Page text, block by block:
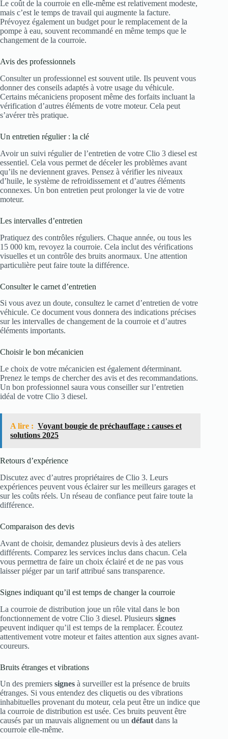
Le coût de la courroie en elle-même est relativement modeste,
mais c’est le temps de travail qui augmente la facture.
Prévoyez également un budget pour le remplacement de la
pompe à eau, souvent recommandé en même temps que le
changement de la courroie.
Avis des professionnels
Consulter un professionnel est souvent utile. Ils peuvent vous
donner des conseils adaptés à votre usage du véhicule.
Certains mécaniciens proposent même des forfaits incluant la
vérification d’autres éléments de votre moteur. Cela peut
s’avérer très pratique.
Un entretien régulier : la clé
Avoir un suivi régulier de l’entretien de votre Clio 3 diesel est
essentiel. Cela vous permet de déceler les problèmes avant
qu’ils ne deviennent graves. Pensez à vérifier les niveaux
d’huile, le système de refroidissement et d’autres éléments
connexes. Un bon entretien peut prolonger la vie de votre
moteur.
Les intervalles d’entretien
Pratiquez des contrôles réguliers. Chaque année, ou tous les
15 000 km, revoyez la courroie. Cela inclut des vérifications
visuelles et un contrôle des bruits anormaux. Une attention
particulière peut faire toute la différence.
Consulter le carnet d’entretien
Si vous avez un doute, consultez le carnet d’entretien de votre
véhicule. Ce document vous donnera des indications précises
sur les intervalles de changement de la courroie et d’autres
éléments importants.
Choisir le bon mécanicien
Le choix de votre mécanicien est également déterminant.
Prenez le temps de chercher des avis et des recommandations.
Un bon professionnel saura vous conseiller sur l’entretien
idéal de votre Clio 3 diesel.
A lire : Voyant bougie de préchauffage : causes et
solutions 2025
Retours d’expérience
Discutez avec d’autres propriétaires de Clio 3. Leurs
expériences peuvent vous éclairer sur les meilleurs garages et
sur les coûts réels. Un réseau de confiance peut faire toute la
différence.
Comparaison des devis
Avant de choisir, demandez plusieurs devis à des ateliers
différents. Comparez les services inclus dans chacun. Cela
vous permettra de faire un choix éclairé et de ne pas vous
laisser piéger par un tarif attribué sans transparence.
Signes indiquant qu’il est temps de changer la courroie
La courroie de distribution joue un rôle vital dans le bon
fonctionnement de votre Clio 3 diesel. Plusieurs signes
peuvent indiquer qu’il est temps de la remplacer. Écoutez
attentivement votre moteur et faites attention aux signes avant-
coureurs.
Bruits étranges et vibrations
Un des premiers signes à surveiller est la présence de bruits
étranges. Si vous entendez des cliquetis ou des vibrations
inhabituelles provenant du moteur, cela peut être un indice que
la courroie de distribution est usée. Ces bruits peuvent être
causés par un mauvais alignement ou un défautdans la
courroie elle-même.